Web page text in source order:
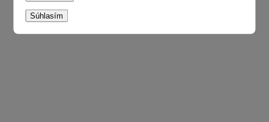
Súhlasím